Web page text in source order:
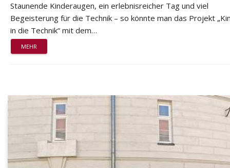
Staunende Kinderaugen, ein erlebnisreicher Tag und viel
Begeisterung für die Technik – so könnte man das Projekt
in die Technik“ mit dem…
MEHR